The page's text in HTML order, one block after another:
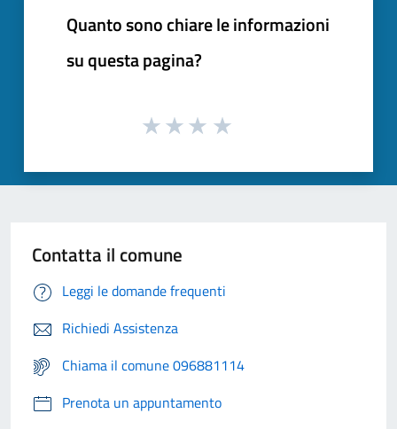
Quanto sono chiare le informazioni
su questa pagina?
Contatta il comune
Leggi le domande frequenti
Richiedi Assistenza
Chiama il comune 096881114
Prenota un appuntamento